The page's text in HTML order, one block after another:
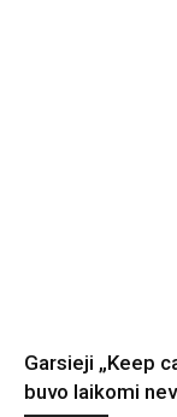
Garsieji „Keep
buvo laikomi